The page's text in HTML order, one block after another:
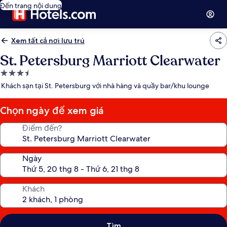
Đến trang nội dung
Xem tất cả nơi lưu trú
St. Petersburg Marriott Clearwater
Nơi
lưu
3.5
sao
Khách sạn tại St. Petersburg với nhà hàng và quầy bar/khu lounge
Chọn ngày để xem giá
Điểm đến?
Ngày
Khách